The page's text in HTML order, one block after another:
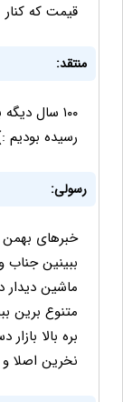
قیمت که کنار
منتقد:
۱۰۰ سال
رسیده بودیم
رسولی:
ببینین
ماشین دیدار
متنوع برین
بره بالا
نخرین اصلا و